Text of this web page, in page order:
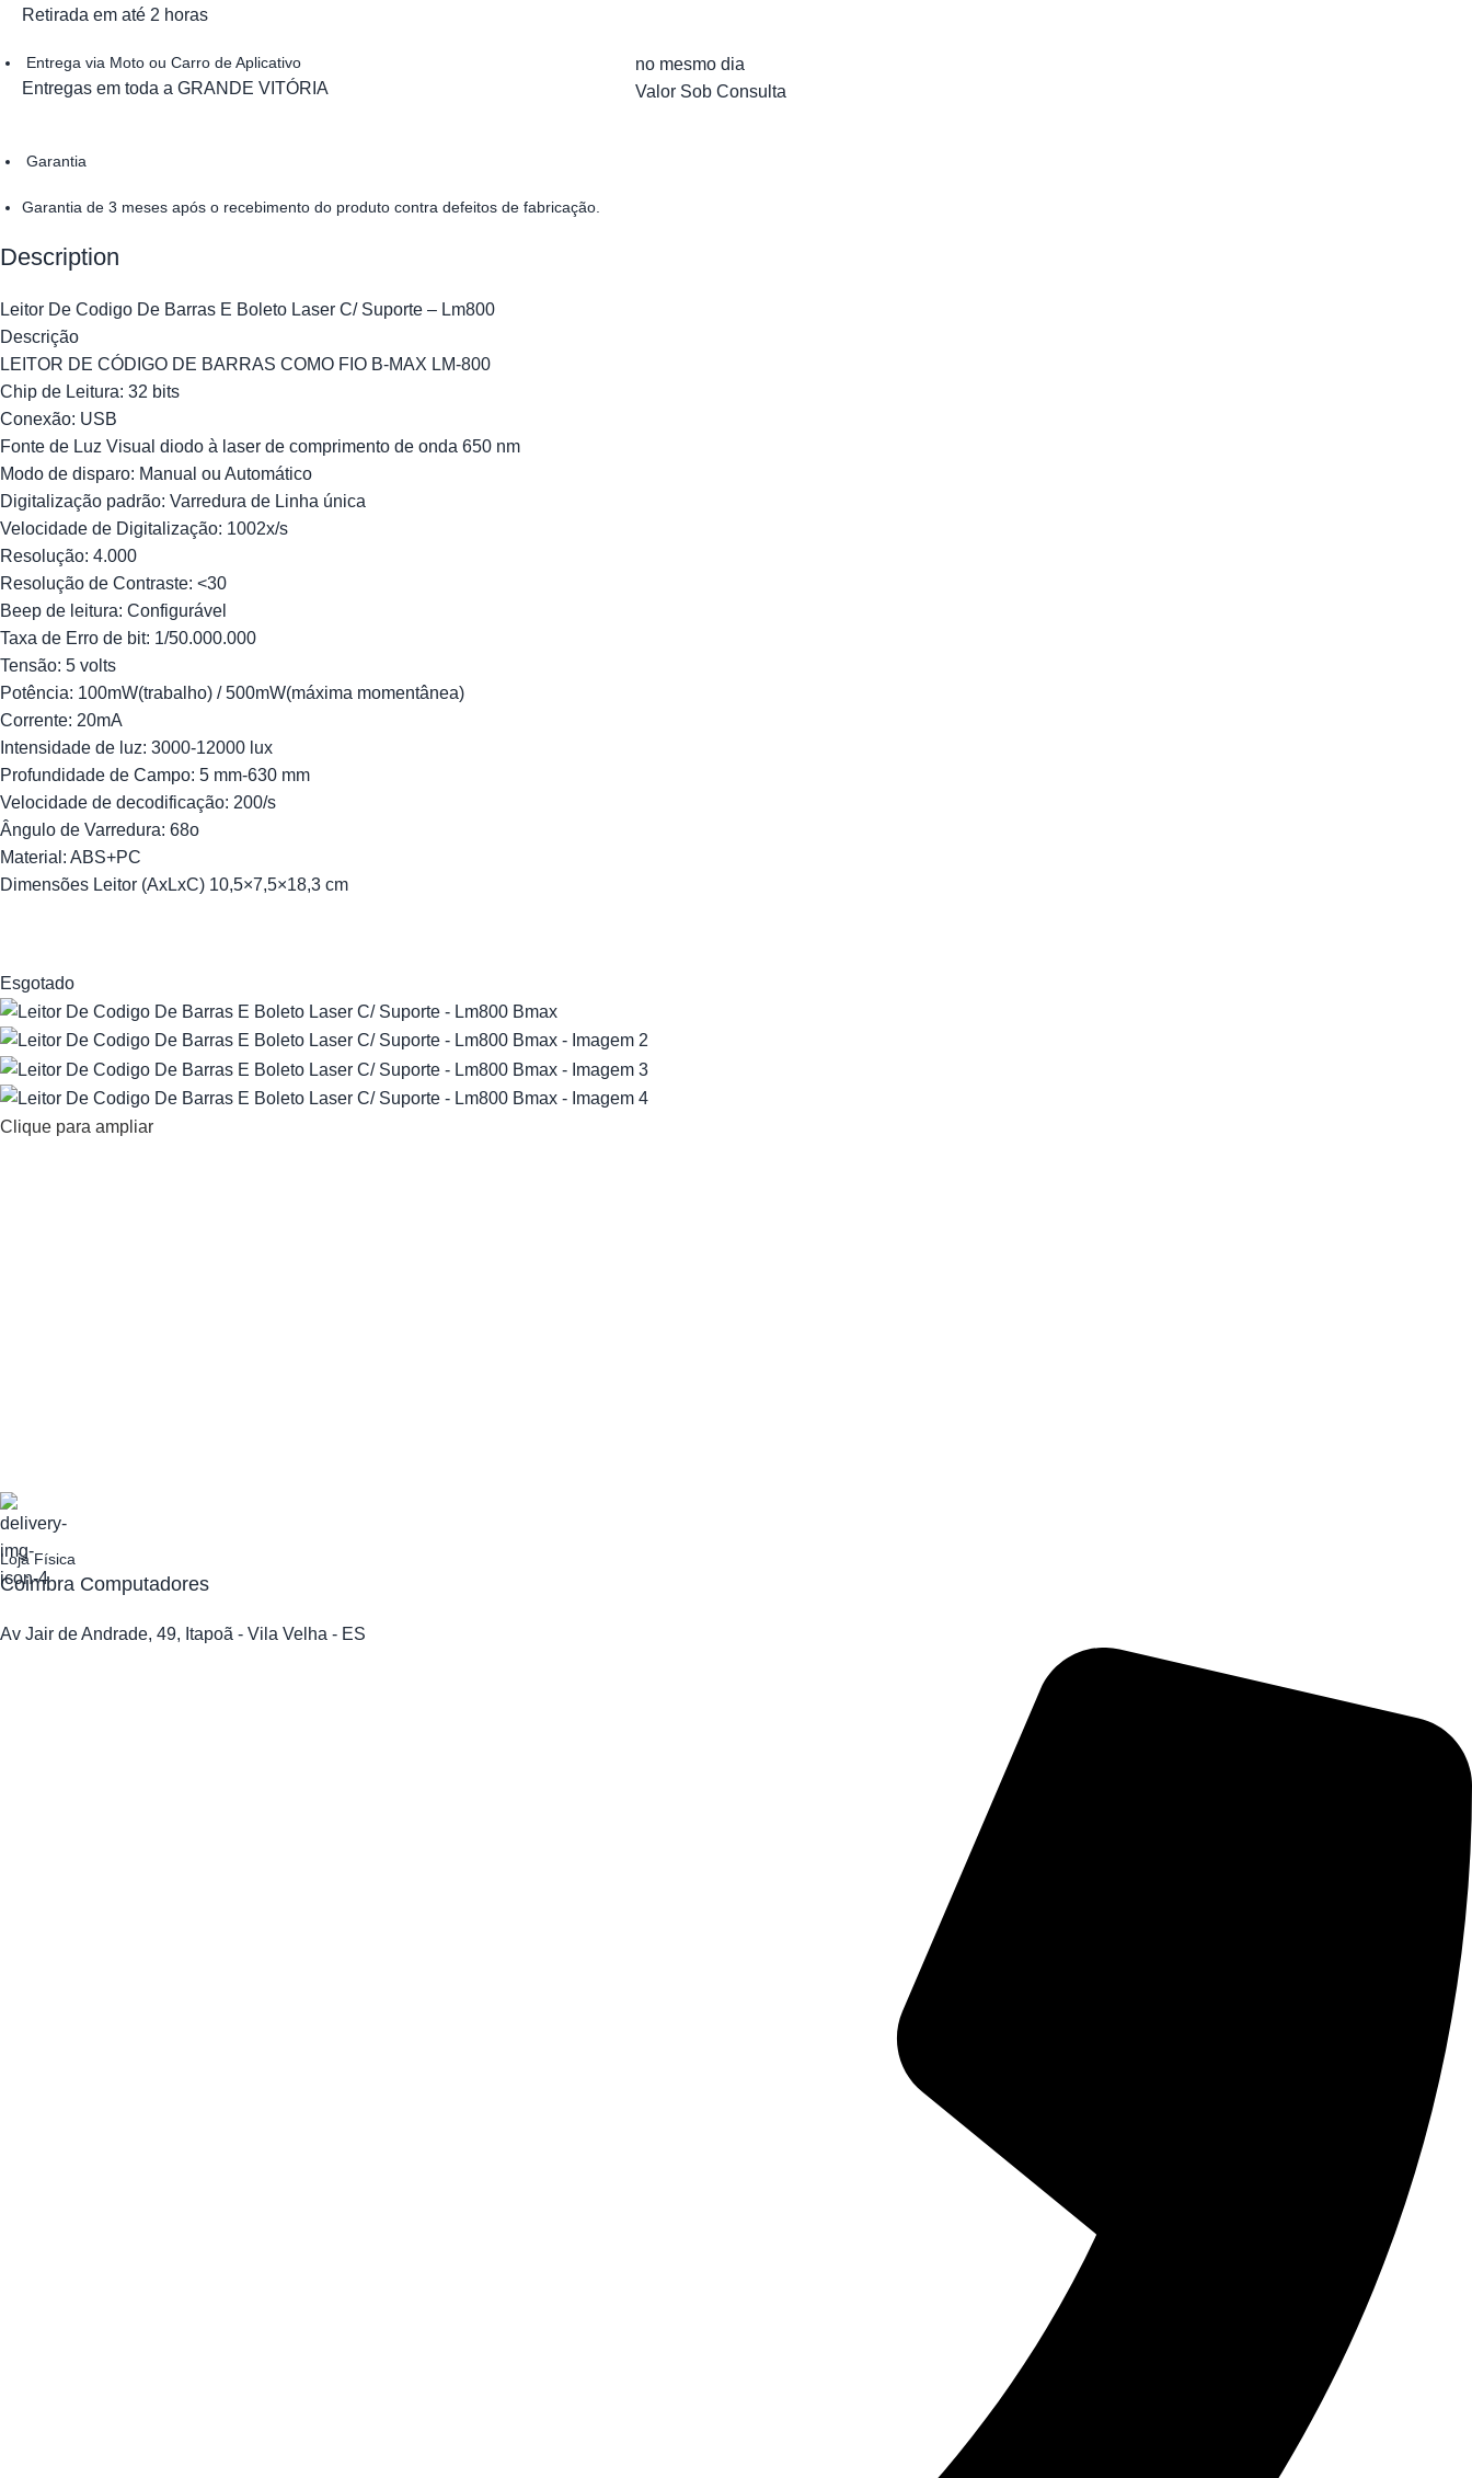
Retirada em até 2 horas
Entrega via Moto ou Carro de Aplicativo
Entregas em toda a GRANDE VITÓRIA
no mesmo dia
Valor Sob Consulta
Garantia
Garantia de 3 meses após o recebimento do produto contra defeitos de fabricação.
Description
Leitor De Codigo De Barras E Boleto Laser C/ Suporte – Lm800
Descrição
LEITOR DE CÓDIGO DE BARRAS COMO FIO B-MAX LM-800
Chip de Leitura: 32 bits
Conexão: USB
Fonte de Luz Visual diodo à laser de comprimento de onda 650 nm
Modo de disparo: Manual ou Automático
Digitalização padrão: Varredura de Linha única
Velocidade de Digitalização: 1002x/s
Resolução: 4.000
Resolução de Contraste: <30
Beep de leitura: Configurável
Taxa de Erro de bit: 1/50.000.000
Tensão: 5 volts
Potência: 100mW(trabalho) / 500mW(máxima momentânea)
Corrente: 20mA
Intensidade de luz: 3000-12000 lux
Profundidade de Campo: 5 mm-630 mm
Velocidade de decodificação: 200/s
Ângulo de Varredura: 68o
Material: ABS+PC
Dimensões Leitor (AxLxC) 10,5×7,5×18,3 cm
Esgotado
Clique para ampliar
Loja Física
Coimbra Computadores
Av Jair de Andrade, 49, Itapoã - Vila Velha - ES